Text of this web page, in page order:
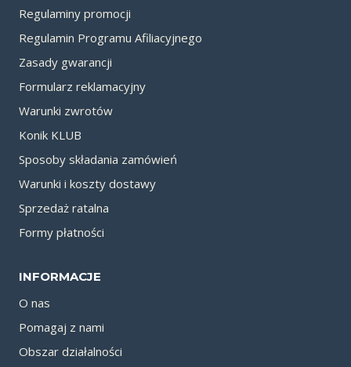
Regulaminy promocji
Regulamin Programu Afiliacyjnego
Zasady gwarancji
Formularz reklamacyjny
Warunki zwrotów
Konik KLUB
Sposoby składania zamówień
Warunki i koszty dostawy
Sprzedaż ratalna
Formy płatności
INFORMACJE
O nas
Pomagaj z nami
Obszar działalności